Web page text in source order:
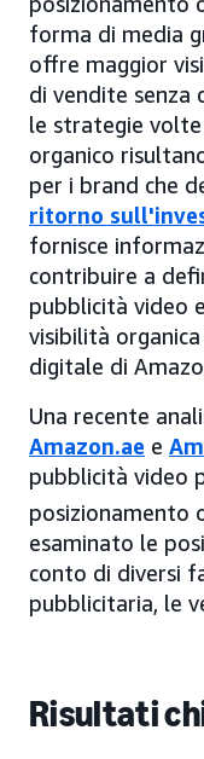
forma di media
offre maggior
di vendite senza
le strategie
organico
per i brand che
ritorno
fornisce
contribuire a
pubblicità video
visibilità
digitale di
Una recente
Amazon.ae e
pubblicità video
posizionamento
esaminato le
conto di diversi
pubblicitaria, le
Risultati